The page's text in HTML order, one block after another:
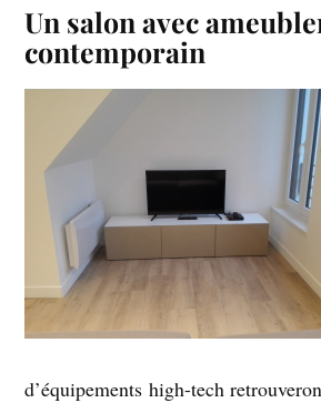
Un salon avec
contemporain
d’équipements high-tech